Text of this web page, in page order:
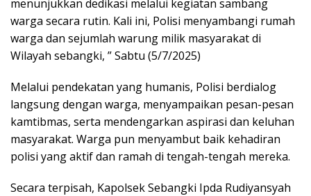
menunjukkan dedikasi melalui kegiatan sambang
warga secara rutin. Kali ini, Polisi menyambangi rumah
warga dan sejumlah warung milik masyarakat di
Wilayah sebangki, ” Sabtu (5/7/2025)
Melalui pendekatan yang humanis, Polisi berdialog
langsung dengan warga, menyampaikan pesan-pesan
kamtibmas, serta mendengarkan aspirasi dan keluhan
masyarakat. Warga pun menyambut baik kehadiran
polisi yang aktif dan ramah di tengah-tengah mereka.
Secara terpisah, Kapolsek Sebangki Ipda Rudiyansyah